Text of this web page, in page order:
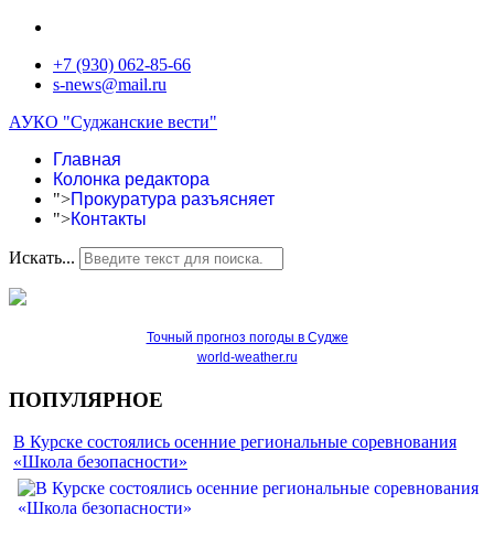
+7 (930) 062-85-66
s-news@mail.ru
АУКО "Суджанские вести"
Главная
Колонка редактора
">Прокуратура разъясняет
">Контакты
Искать...
Точный прогноз погоды в Судже
world-weather.ru
ПОПУЛЯРНОЕ
В Курске состоялись осенние региональные соревнования
«Школа безопасности»